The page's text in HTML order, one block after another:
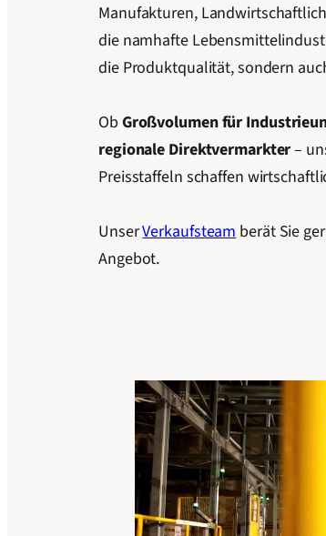
Manufakturen,
die namhafte
die Produktqualität, sondern
ObGroßvolumen für
regionale Direktvermarkter–
Preisstaffeln schaffen
UnserVerkaufsteam berät Sie
Angebot.